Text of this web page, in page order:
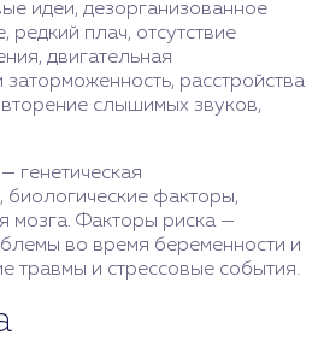
идеи, дезорганизованное
плач, отсутствие
двигательная
расстройства
слышимых звуков,
генетическая
биологические факторы,
мозга. Факторы риска —
во время беременности и
травмы и стрессовые события.